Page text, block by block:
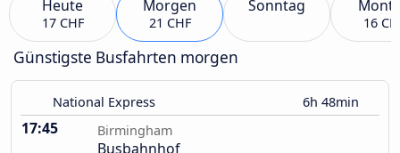
Heute
17 CHF
Morgen
21 CHF
Sonntag
16
Günstigste Busfahrten morgen
National Express 6h 48min
17:45 Birmingham
Busbahnhof